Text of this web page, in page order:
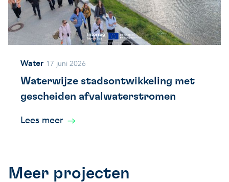
Water 17 juni 2026
Waterwijze stadsontwikkeling met
gescheiden afvalwaterstromen
Lees meer
Meer projecten